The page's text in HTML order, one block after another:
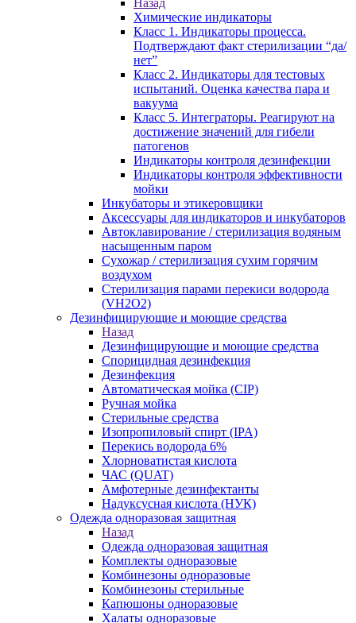
Химические индикаторы
Класс 1. Индикаторы процесса.
Подтверждают факт стерилизации “да/
нет”
Класс 2. Индикаторы для тестовых
испытаний. Оценка качества пара и
вакуума
Класс 5. Интеграторы. Реагируют на
достижение значений для гибели
патогенов
Индикаторы контроля дезинфекции
Индикаторы контроля эффективности
мойки
Инкубаторы и этикеровщики
Аксессуары для индикаторов и инкубаторов
Автоклавирование / стерилизация водяным
насыщенным паром
Сухожар / стерилизация сухим горячим
воздухом
Стерилизация парами перекиси водорода
(VH2O2)
Дезинфицирующие и моющие средства
Назад
Дезинфицирующие и моющие средства
Спорицидная дезинфекция
Дезинфекция
Автоматическая мойка (CIP)
Ручная мойка
Стерильные средства
Изопропиловый спирт (IPA)
Перекись водорода 6%
Хлорноватистая кислота
ЧАС (QUAT)
Амфотерные дезинфектанты
Надуксусная кислота (НУК)
Одежда одноразовая защитная
Назад
Одежда одноразовая защитная
Комплекты одноразовые
Комбинезоны одноразовые
Комбинезоны стерильные
Капюшоны одноразовые
Халаты одноразовые